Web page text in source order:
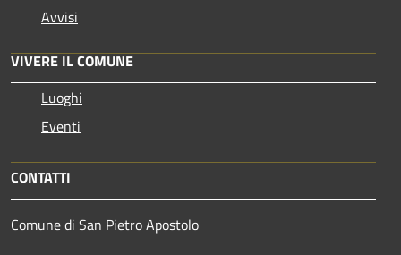
Avvisi
VIVERE IL COMUNE
Luoghi
Eventi
CONTATTI
Comune di San Pietro Apostolo